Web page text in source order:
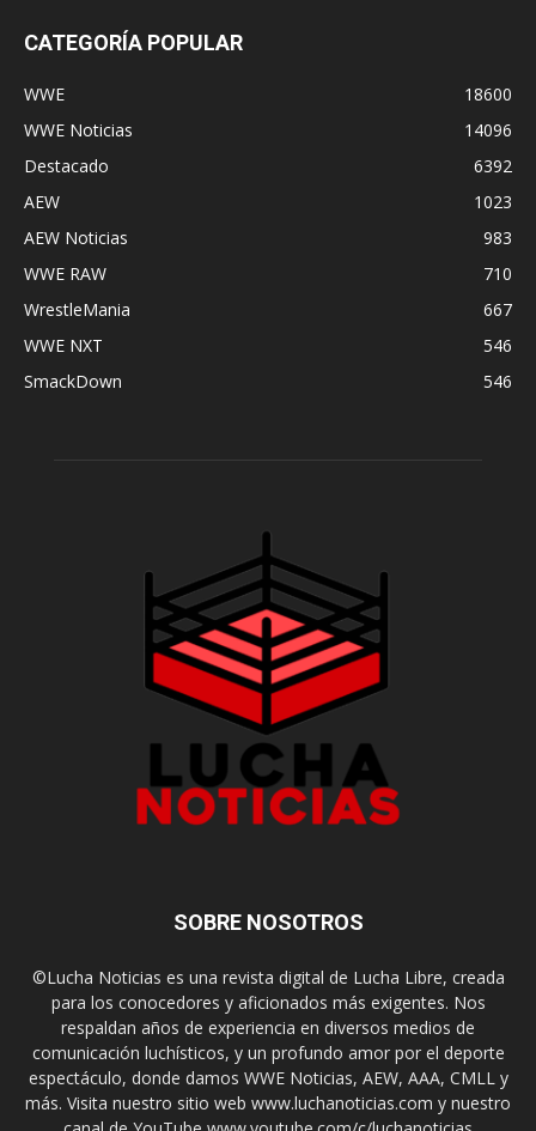
CATEGORÍA POPULAR
WWE
18600
WWE Noticias
14096
Destacado
6392
AEW
1023
AEW Noticias
983
WWE RAW
710
WrestleMania
667
WWE NXT
546
SmackDown
546
SOBRE NOSOTROS
©Lucha Noticias es una revista digital de Lucha Libre, creada
para los conocedores y aficionados más exigentes. Nos
respaldan años de experiencia en diversos medios de
comunicación luchísticos, y un profundo amor por el deporte
espectáculo, donde damos WWE Noticias, AEW, AAA, CMLL y
más. Visita nuestro sitio web www.luchanoticias.com y nuestro